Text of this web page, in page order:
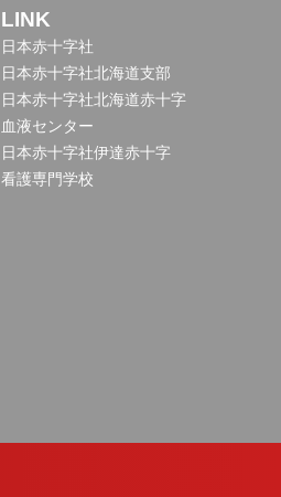
LINK
日本赤十字社
日本赤十字社北海道支部
日本赤十字社北海道赤十字
血液センター
日本赤十字社伊達赤十字
看護専門学校